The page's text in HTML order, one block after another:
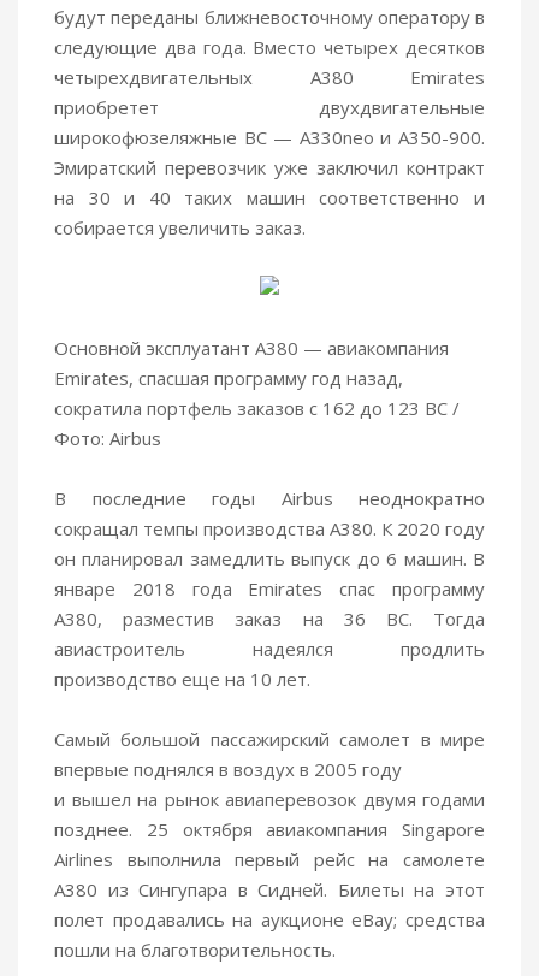
будут переданы ближневосточному оператору в
следующие два года. Вместо четырех десятков
четырехдвигательных A380 Emirates
приобретет двухдвигательные
широкофюзеляжные ВС — A330neo и A350-900.
Эмиратский перевозчик уже заключил контракт
на 30 и 40 таких машин соответственно и
собирается увеличить заказ.
Основной эксплуатант A380 — авиакомпания
Emirates, спасшая программу год назад,
сократила портфель заказов с 162 до 123 ВС /
Фото: Airbus
В последние годы Airbus неоднократно
сокращал темпы производства А380. К 2020 году
он планировал замедлить выпуск до 6 машин. В
январе 2018 года Emirates спас программу
А380, разместив заказ на 36 ВС. Тогда
авиастроитель надеялся продлить
производство еще на 10 лет.
Самый большой пассажирский самолет в мире
впервые поднялся в воздух в 2005 году
и вышел на рынок авиаперевозок двумя годами
позднее. 25 октября авиакомпания Singapore
Airlines выполнила первый рейс на самолете
А380 из Сингупара в Сидней. Билеты на этот
полет продавались на аукционе eBay; средства
пошли на благотворительность.